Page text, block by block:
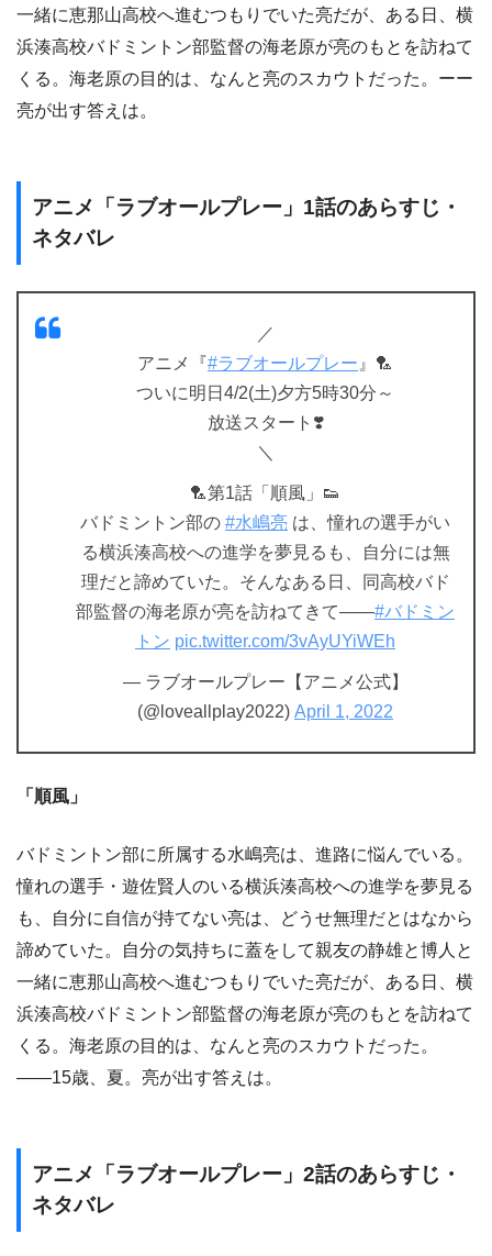
一緒に恵那山高校へ進むつもりでいた亮だが、ある日、横
浜湊高校バドミントン部監督の海老原が亮のもとを訪ねて
くる。海老原の目的は、なんと亮のスカウトだった。ーー
亮が出す答えは。
アニメ「ラブオールプレー」1話のあらすじ・
ネタバレ
／
アニメ『#ラブオールプレー 』🏸
ついに明日4/2(土)夕方5時30分～
放送スタート❣️
＼
🏸第1話「順風」👟
バドミントン部の #水嶋亮 は、憧れの選手がい
る横浜湊高校への進学を夢見るも、自分には無
理だと諦めていた。そんなある日、同高校バド
部監督の海老原が亮を訪ねてきて――#バドミン
トン pic.twitter.com/3vAyUYiWEh
— ラブオールプレー【アニメ公式】
(@loveallplay2022) April 1, 2022
「順風」
バドミントン部に所属する水嶋亮は、進路に悩んでいる。
憧れの選手・遊佐賢人のいる横浜湊高校への進学を夢見る
も、自分に自信が持てない亮は、どうせ無理だとはなから
諦めていた。自分の気持ちに蓋をして親友の静雄と博人と
一緒に恵那山高校へ進むつもりでいた亮だが、ある日、横
浜湊高校バドミントン部監督の海老原が亮のもとを訪ねて
くる。海老原の目的は、なんと亮のスカウトだった。
――15歳、夏。亮が出す答えは。
アニメ「ラブオールプレー」2話のあらすじ・
ネタバレ